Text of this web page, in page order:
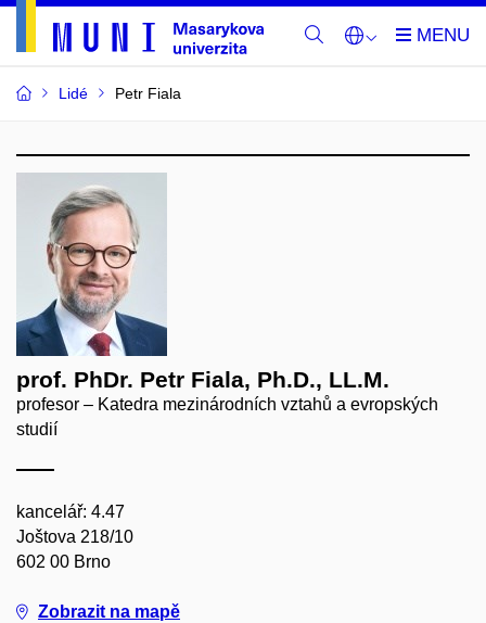
Lidé Petr Fiala
prof. PhDr. Petr Fiala, Ph.D., LL.M.
profesor – Katedra mezinárodních vztahů a evropských
studií
kancelář: 4.47
Joštova 218/10
602 00 Brno
Zobrazit na mapě